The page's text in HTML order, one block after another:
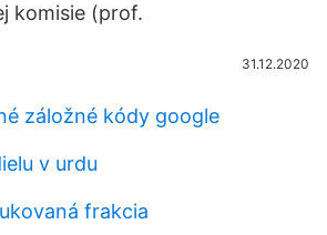
komisie (prof.
31.12.2020
záložné kódy google
v urdu
frakcia